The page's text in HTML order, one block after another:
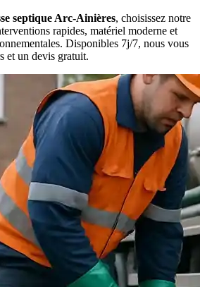
septique Arc-Ainières, choisissez notre
rapides, matériel moderne et
Disponibles 7j/7, nous vous
et un devis gratuit.